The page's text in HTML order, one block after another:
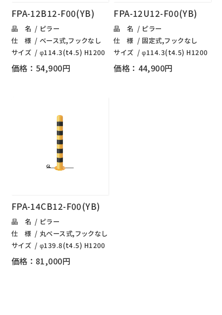
FPA-12B12-F00(YB)
品 名
ピラー
仕 様
ベース式,フックなし
サイズ
φ114.3(t4.5) H1200
価格：54,900円
FPA-12U12-F00(YB)
品 名
ピラー
仕 様
固定式,フックなし
サイズ
φ114.3(t4.5) H1200
価格：44,900円
FPA-14CB12-F00(YB)
品 名
ピラー
仕 様
丸ベース式,フックなし
サイズ
φ139.8(t4.5) H1200
価格：81,000円